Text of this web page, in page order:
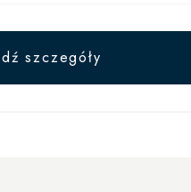
szczegóły